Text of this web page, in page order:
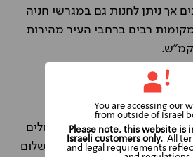
אך ניתן לחנות גם במגרשי חניה
רבים ברחבי העיר מהירות
עם הרכב השכור
מהווה נקודה נוחה לטיולים
מגרמניה כרוכה לעתים בתשלום
Please note, this website is
Israeli customers only.All
and legal requirements
You are accessing our
from outside of Israel